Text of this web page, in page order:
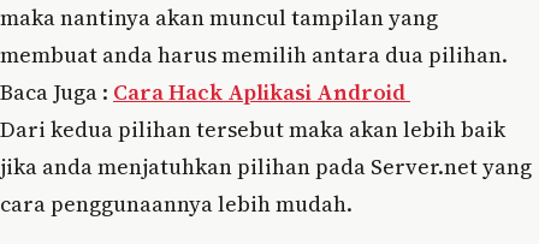
maka nantinya akan muncul tampilan yang
membuat anda harus memilih antara dua pilihan.
Baca Juga : Cara Hack Aplikasi Android
Dari kedua pilihan tersebut maka akan lebih baik
jika anda menjatuhkan pilihan pada Server.net yang
cara penggunaannya lebih mudah.